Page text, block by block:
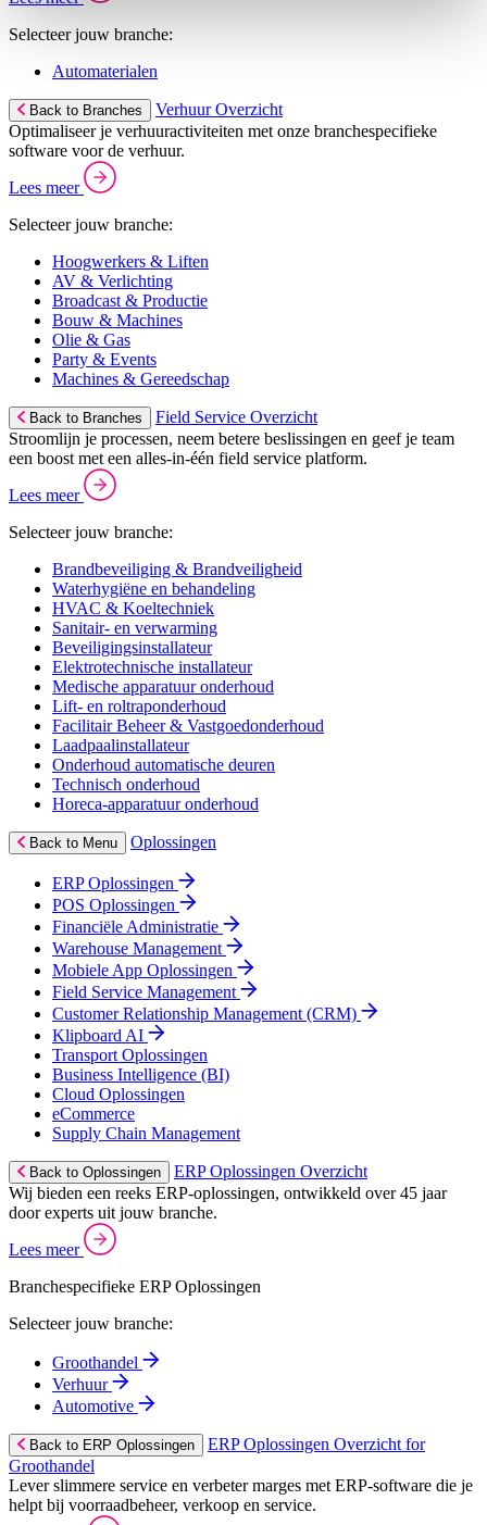
Selecteer jouw branche:
Automaterialen
Back to Branches
Verhuur Overzicht
Optimaliseer je verhuuractiviteiten met onze branchespecifieke
software voor de verhuur.
Lees meer
Selecteer jouw branche:
Hoogwerkers & Liften
AV & Verlichting
Broadcast & Productie
Bouw & Machines
Olie & Gas
Party & Events
Machines & Gereedschap
Back to Branches
Field Service Overzicht
Stroomlijn je processen, neem betere beslissingen en geef je team
een boost met een alles-in-één field service platform.
Lees meer
Selecteer jouw branche:
Brandbeveiliging & Brandveiligheid
Waterhygiëne en behandeling
HVAC & Koeltechniek
Sanitair- en verwarming
Beveiligingsinstallateur
Elektrotechnische installateur
Medische apparatuur onderhoud
Lift- en roltraponderhoud
Facilitair Beheer & Vastgoedonderhoud
Laadpaalinstallateur
Onderhoud automatische deuren
Technisch onderhoud
Horeca-apparatuur onderhoud
Back to Menu Oplossingen
ERP Oplossingen
POS Oplossingen
Financiële Administratie
Warehouse Management
Mobiele App Oplossingen
Field Service Management
Customer Relationship Management (CRM)
Klipboard AI
Transport Oplossingen
Business Intelligence (BI)
Cloud Oplossingen
eCommerce
Supply Chain Management
Back to Oplossingen
ERP Oplossingen Overzicht
Wij bieden een reeks ERP-oplossingen, ontwikkeld over 45 jaar
door experts uit jouw branche.
Lees meer
Branchespecifieke ERP Oplossingen
Selecteer jouw branche:
Groothandel
Verhuur
Automotive
Back to ERP Oplossingen
ERP Oplossingen Overzicht for
Groothandel
Lever slimmere service en verbeter marges met ERP-software die je
helpt bij voorraadbeheer, verkoop en service.